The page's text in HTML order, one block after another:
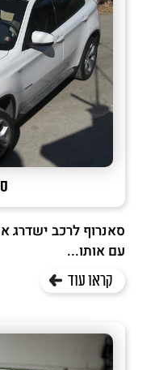
סאנרוף לרכב ישדרג
עם אותו...
קראו עוד